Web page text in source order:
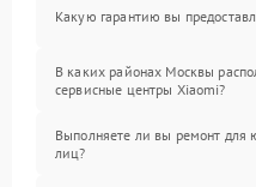
Какую гарантию вы
В каких районах Москвы
сервисные центры Xiaomi?
Выполняете ли вы ремонт для
лиц?